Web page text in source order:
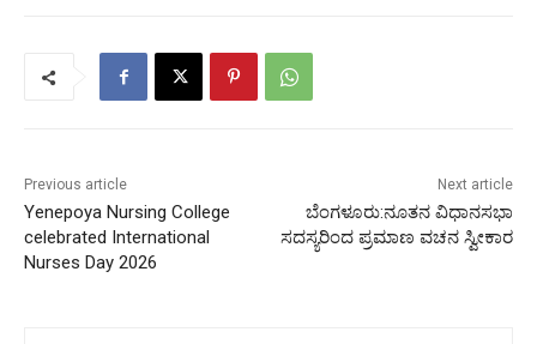
Previous article
Yenepoya Nursing College
celebrated International
Nurses Day 2026
Next article
ಬೆಂಗಳೂರು:ನೂತನ ವಿಧಾನಸಭಾ
ಸದಸ್ಯರಿಂದ ಪ್ರಮಾಣ ವಚನ ಸ್ವೀಕಾರ